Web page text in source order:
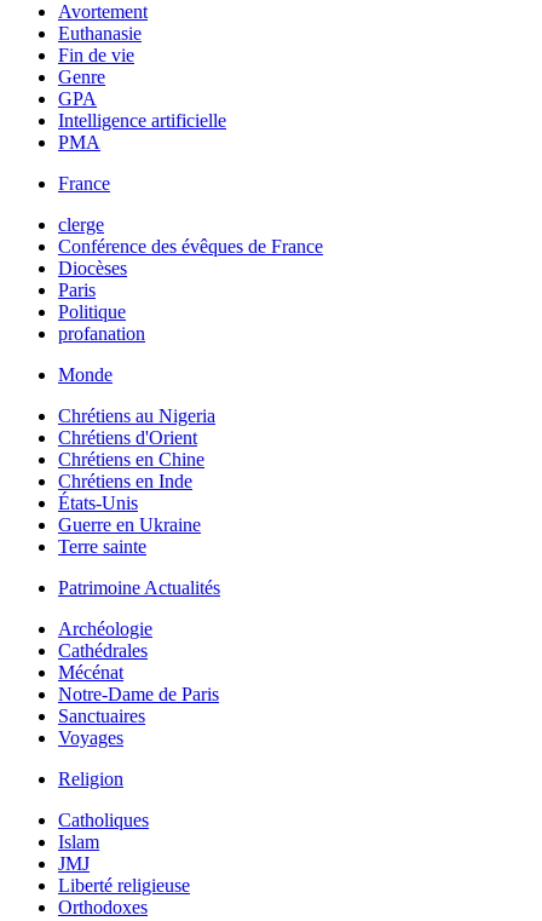
Avortement
Euthanasie
Fin de vie
Genre
GPA
Intelligence artificielle
PMA
France
clerge
Conférence des évêques de France
Diocèses
Paris
Politique
profanation
Monde
Chrétiens au Nigeria
Chrétiens d'Orient
Chrétiens en Chine
Chrétiens en Inde
États-Unis
Guerre en Ukraine
Terre sainte
Patrimoine Actualités
Archéologie
Cathédrales
Mécénat
Notre-Dame de Paris
Sanctuaires
Voyages
Religion
Catholiques
Islam
JMJ
Liberté religieuse
Orthodoxes